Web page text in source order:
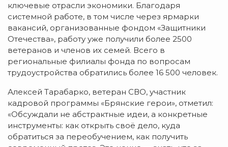
ключевые отрасли экономики. Благодаря
системной работе, в том числе через ярмарки
вакансий, организованные фондом «Защитники
Отечества», работу уже получили более 2500
ветеранов и членов их семей. Всего в
региональные филиалы фонда по вопросам
трудоустройства обратились более 16 500 человек.
Алексей Тарабарко, ветеран СВО, участник
кадровой программы «Брянские герои», отметил:
«Обсуждали не абстрактные идеи, а конкретные
инструменты: как открыть своё дело, куда
обратиться за переобучением, как получить